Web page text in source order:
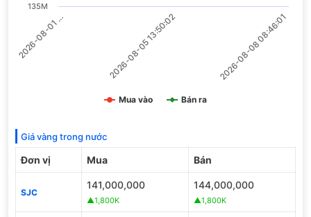
Mua vào Bán ra
2026-08-01 … 2026-08-05 13:50:02 2026-08-08 08:46:01
135M
Giá vàng trong nước
Đơn vị Mua Bán
SJC
141,000,000
▲1,800K
144,000,000
▲1,800K